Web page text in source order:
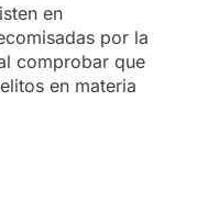
en
por la
comprobar que
en materia